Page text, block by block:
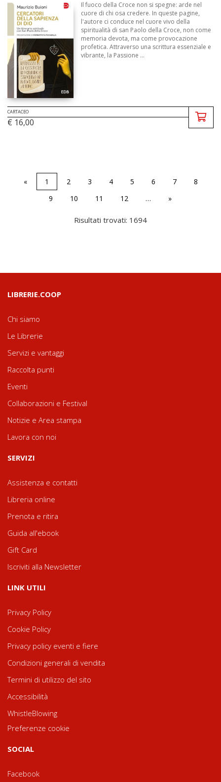
Il fuoco della Croce non si spegne: arde nel
cuore di chi osa credere. In queste pagine,
l'autore ci conduce nel cuore vivo della
spiritualità di san Paolo della Croce, non come
memoria devota, ma come provocazione
profetica. Attraverso una scrittura essenziale e
vibrante, la Passione ...
CARTACEO
€ 16,00
« 1 2 3 4 5 6 7
8
9
10 11 12 … »
Risultati trovati: 1694
LIBRERIE.COOP
Chi siamo
Le Librerie
Servizi e vantaggi
Raccolta punti
Eventi
Collaborazioni e Festival
Notizie e Area stampa
Lavora con noi
SERVIZI
Assistenza e contatti
Libreria online
Prenota e ritira
Guida all'ebook
Gift Card
Iscriviti alla Newsletter
LINK UTILI
Privacy Policy
Cookie Policy
Privacy policy eventi e fiere
Condizioni generali di vendita
Termini di utilizzo del sito
Accessibilità
WhistleBlowing
Preferenze cookie
SOCIAL
Facebook